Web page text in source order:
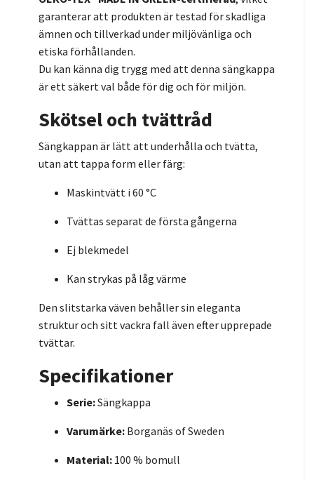
garanterar att produkten är testad för skadliga
ämnen och tillverkad under miljövänliga och
etiska förhållanden.
Du kan känna dig trygg med att denna sängkappa
är ett säkert val både för dig och för miljön.
Skötsel och tvättråd
Sängkappan är lätt att underhålla och tvätta,
utan att tappa form eller färg:
Maskintvätt i 60 °C
Tvättas separat de första gångerna
Ej blekmedel
Kan strykas på låg värme
Den slitstarka väven behåller sin eleganta
struktur och sitt vackra fall även efter upprepade
tvättar.
Specifikationer
Serie:Sängkappa
Varumärke: Borganäs of Sweden
Material: 100 % bomull